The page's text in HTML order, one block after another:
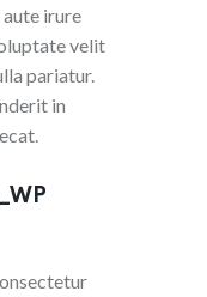
irure
velit
pariatur.
in